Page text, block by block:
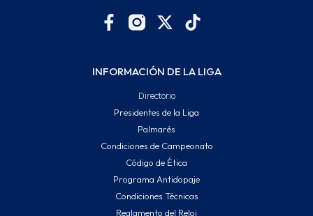
INFORMACIÓN DE LA LIGA
Directorio
Presidentes de la Liga
Palmarés
Condiciones de Campeonato
Código de Ética
Programa Antidopaje
Condiciones Técnicas
Reglamento del Reloj